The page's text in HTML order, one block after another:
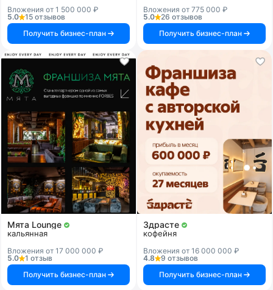
Вложения от 1 500 000 ₽
5.0
15 отзывов
Получить бизнес-план
Вложения от 775 000 ₽
5.0
26 отзывов
Получить бизнес-план
Мята Lounge
кальянная
Вложения от 17 000 000 ₽
5.0
1 отзыв
Получить бизнес-план
Здрасте
кофейня
Вложения от 16 000 000 ₽
4.8
9 отзывов
Получить бизнес-план